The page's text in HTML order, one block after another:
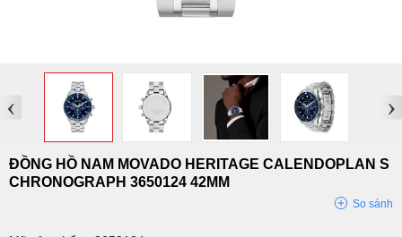
‹ ›
ĐỒNG HỒ NAM MOVADO HERITAGE CALENDOPLAN S
CHRONOGRAPH 3650124 42MM
So sánh